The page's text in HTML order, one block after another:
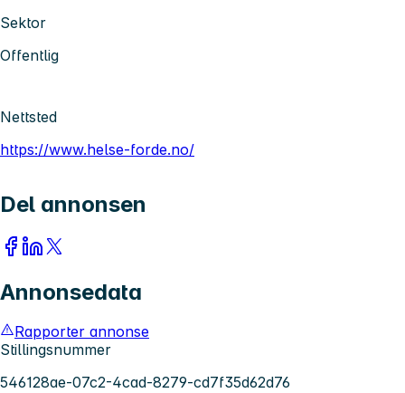
Sektor
Offentlig
Nettsted
https://www.helse-forde.no/
Del annonsen
Annonsedata
Rapporter annonse
Stillingsnummer
546128ae-07c2-4cad-8279-cd7f35d62d76